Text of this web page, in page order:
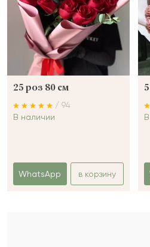
25 роз 80 см
/ 94
В наличии
WhatsApp в корзину